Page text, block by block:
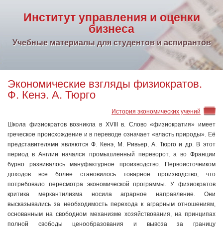
Институт управления и оценки
бизнеса
Учебные материалы для студентов и аспирантов
Экономические взгляды физиократов.
Ф. Кенэ. А. Тюрго
История экономических учений
Школа физиократов возникла в XVIII в. Слово «физиократия» имеет
греческое происхождение и в переводе означает «власть природы». Её
представителями являются Ф. Кенэ, М. Ривьер, А. Тюрго и др. В этот
период в Англии начался промышленный переворот, а во Франции
бурно развивалось мануфактурное производство. Первоисточником
доходов все более становилось товарное производство, что
потребовало пересмотра экономической программы. У физиократов
критика меркантилизма носила аграрное направление. Они
высказывались за необходимость перехода к аграрным отношениям,
основанным на свободном механизме хозяйствования, на принципах
полной свободы ценообразования и вывоза за границу